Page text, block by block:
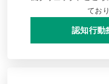
てお
認知行動